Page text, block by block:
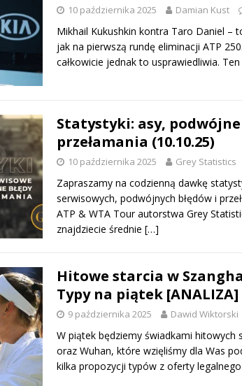
10 października 2025 Damian Kust
Mikhail Kukushkin kontra Taro Daniel –
jak na pierwszą rundę eliminacji ATP
całkowicie jednak to usprawiedliwia. Ten
Statystyki: asy, podwójne
przełamania (10.10.25)
10 października 2025 Grey Statistics
Zapraszamy na codzienną dawkę
serwisowych, podwójnych błędów i
ATP & WTA Tour autorstwa Grey
znajdziecie średnie […]
Hitowe starcia w
Typy na piątek [ANALIZA]
9 października 2025 Dawid Wiktorski
W piątek będziemy świadkami hitowych
oraz Wuhan, które wzięliśmy dla Was
kilka propozycji typów z oferty